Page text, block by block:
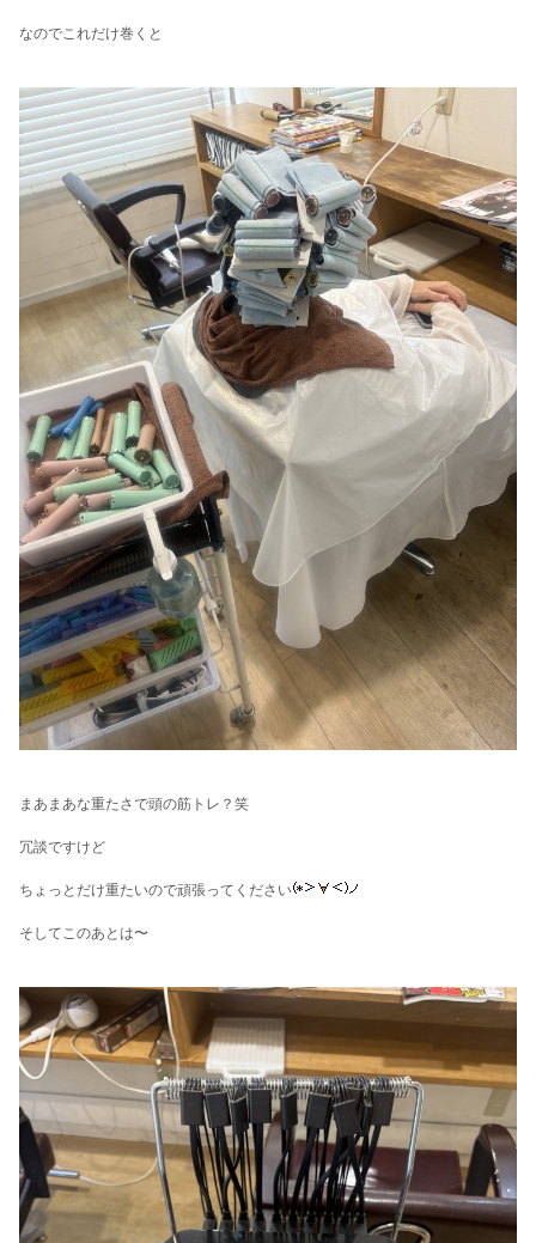
なのでこれだけ巻くと
まあまあな重たさで頭の筋トレ？笑
冗談ですけど
ちょっとだけ重たいので頑張ってください
そしてこのあとは〜